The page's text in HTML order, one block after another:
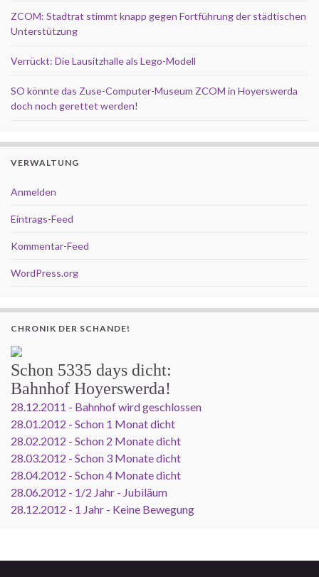
ZCOM: Stadtrat stimmt knapp gegen Fortführung der städtischen
Unterstützung
Verrückt: Die Lausitzhalle als Lego-Modell
SO könnte das Zuse-Computer-Museum ZCOM in Hoyerswerda
doch noch gerettet werden!
VERWALTUNG
Anmelden
Eintrags-Feed
Kommentar-Feed
WordPress.org
CHRONIK DER SCHANDE!
Schon 5335 days dicht:
Bahnhof Hoyerswerda!
28.12.2011 - Bahnhof wird geschlossen
28.01.2012 - Schon 1 Monat dicht
28.02.2012 - Schon 2 Monate dicht
28.03.2012 - Schon 3 Monate dicht
28.04.2012 - Schon 4 Monate dicht
28.06.2012 - 1/2 Jahr - Jubiläum
28.12.2012 - 1 Jahr - Keine Bewegung